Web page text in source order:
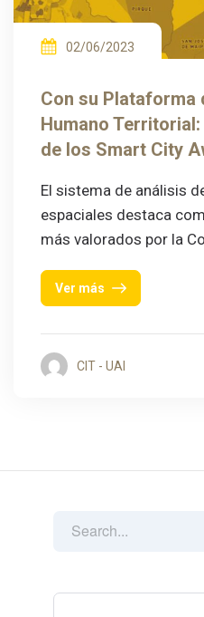
02/06/2023
Con su Plataforma
Humano
de los Smart City
El sistema de análisis
espaciales destaca
más valorados por la
Ver más
CIT - UAI